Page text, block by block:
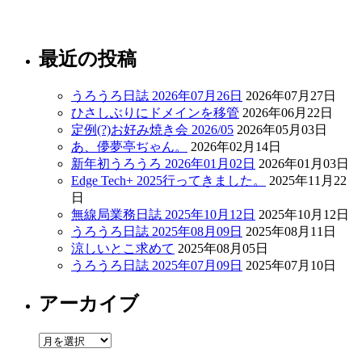
最近の投稿
うろうろ日誌 2026年07月26日 2026年07月27日
ひさしぶりにドメインを移管 2026年06月22日
定例(?)お好み焼き会 2026/05 2026年05月03日
あ、儚夢亭ぢゃん。
2026年02月14日
新年初うろうろ 2026年01月02日 2026年01月03日
Edge Tech+ 2025行ってきました。
2025年11月22
日
無線局業務日誌 2025年10月12日 2025年10月12日
うろうろ日誌 2025年08月09日 2025年08月11日
涼しいとこ求めて 2025年08月05日
うろうろ日誌 2025年07月09日 2025年07月10日
アーカイブ
ア